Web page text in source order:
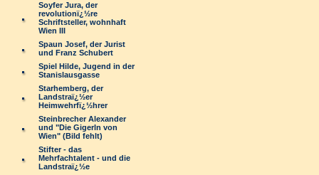
Soyfer Jura, der
revolutionï¿½re
Schriftsteller, wohnhaft
Wien III
Spaun Josef, der Jurist
und Franz Schubert
Spiel Hilde, Jugend in der
Stanislausgasse
Starhemberg, der
Landstraï¿½er
Heimwehrfï¿½hrer
Steinbrecher Alexander
und "Die Gigerln von
Wien" (Bild fehlt)
Stifter - das
Mehrfachtalent - und die
Landstraï¿½e